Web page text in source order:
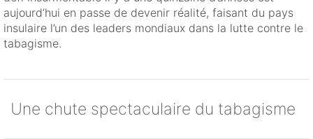
aujourd’hui en passe de devenir réalité, faisant du pays
insulaire l’un des leaders mondiaux dans la lutte contre le
tabagisme.
Une chute spectaculaire du tabagisme